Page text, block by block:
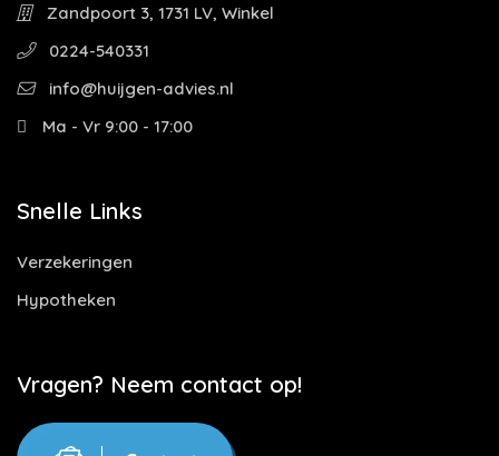
Zandpoort 3, 1731 LV, Winkel
0224-540331
info@huijgen-advies.nl
Ma - Vr 9:00 - 17:00
Snelle Links
Verzekeringen
Hypotheken
Vragen? Neem contact op!